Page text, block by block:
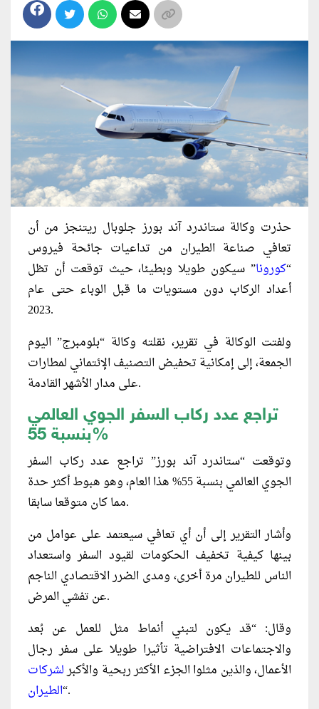
حذرت وكالة ستاندرد آند بورز جلوبال ريتنجز من أن
تعافي صناعة الطيران من تداعيات جائحة فيروس
“كورونا” سيكون طويلا وبطيئا، حيث توقعت أن تظل
أعداد الركاب دون مستويات ما قبل الوباء حتى عام
2023.
ولفتت الوكالة في تقرير، نقلته وكالة “بلومبرج” اليوم
الجمعة، إلى إمكانية تحفيض التصنيف الإئتماني لمطارات
على مدار الأشهر القادمة.
تراجع عدد ركاب السفر الجوي العالمي
بنسبة 55%
وتوقعت “ستاندرد آند بورز” تراجع عدد ركاب السفر
الجوي العالمي بنسبة 55% هذا العام، وهو هبوط أكثر حدة
مما كان متوقعا سابقا.
وأشار التقرير إلى أن أي تعافي سيعتمد على عوامل من
بينها كيفية تخفيف الحكومات لقيود السفر واستعداد
الناس للطيران مرة أخرى، ومدى الضرر الاقتصادي الناجم
عن تفشي المرض.
وقال: “قد يكون لتبني أنماط مثل للعمل عن بُعد
والاجتماعات الافتراضية تأثيرا طويلا على سفر رجال
الأعمال، والذين مثلوا الجزء الأكثر ربحية والأكبرلشركات
الطيران“.